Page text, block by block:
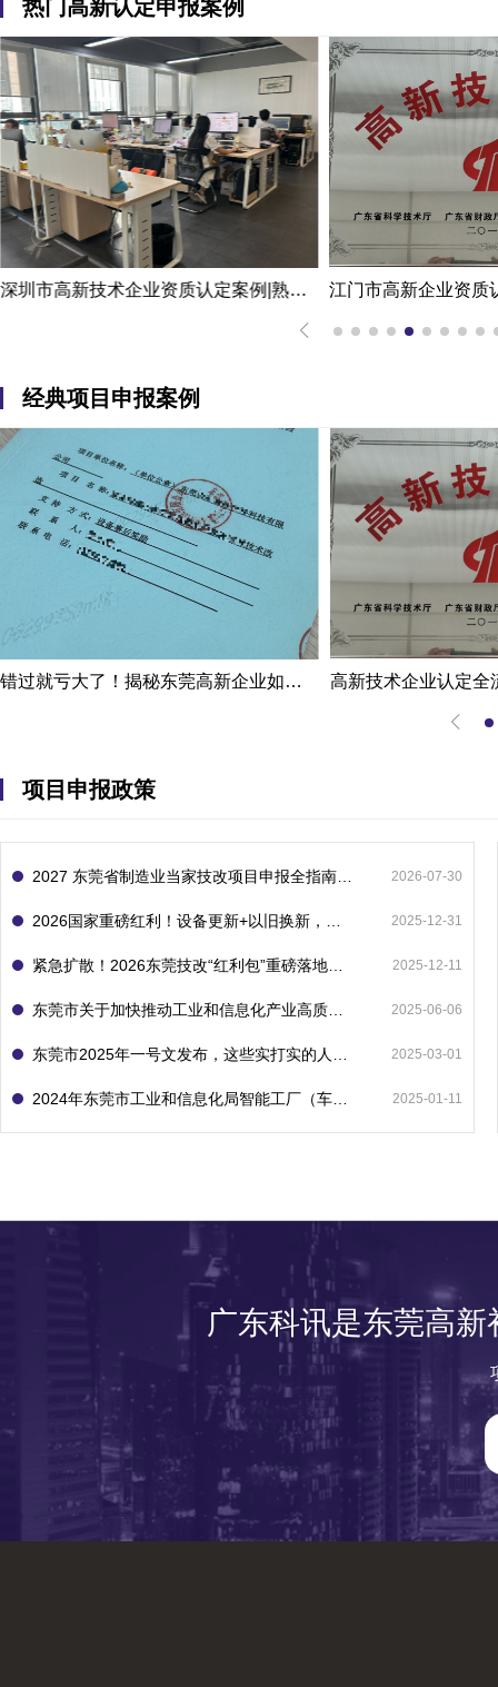
热门高新认定申报案例
江门市高新企业资质认定申请代办机构服务案例
经典项目申报案例
错过就亏大了！揭秘东莞高新企业如何轻松拿下省级技术改造项目300万补贴
项目申报政策
2026-07-30
2025-12-31
2025-12-11
2025-06-06
2025-03-01
2025-01-11
广东科讯是东莞高